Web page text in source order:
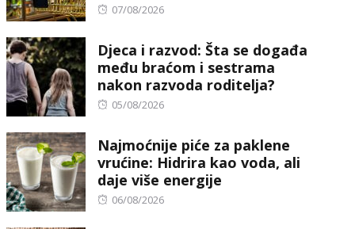
Posted
07/08/2026
Djeca i razvod: Šta se događa
među braćom i sestrama
nakon razvoda roditelja?
Posted
05/08/2026
Najmoćnije piće za paklene
vrućine: Hidrira kao voda, ali
daje više energije
Posted
06/08/2026